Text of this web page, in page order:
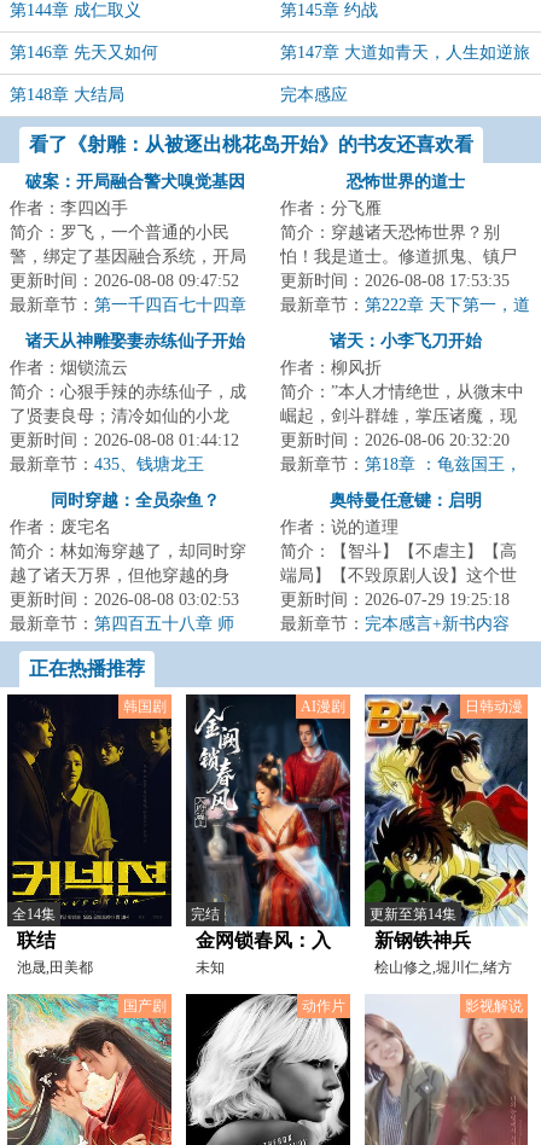
第144章 成仁取义 第145章 约战
第146章 先天又如何 第147章 大道如青天，人生如逆旅
第148章 大结局 完本感应
看了《射雕：从被逐出桃花岛开始》的书友还喜欢看
破案：开局融合警犬嗅觉基因
作者：李四凶手
简介：罗飞，一个普通的小民
警，绑定了基因融合系统，开局
融合警犬嗅觉基因，破获凶杀
案，从此走上了不平...
更新时间：2026-08-08 09:47:52
最新章节： 第一千四百七十四章
列岛沉了，天皇还在打高尔夫
恐怖世界的道士
作者：分飞雁
简介：穿越诸天恐怖世界？别
怕！我是道士。修道抓鬼、镇尸
降妖，斩诸天妖魔鬼怪。炼丹符
箓、仙神道果，修...
更新时间：2026-08-08 17:53:35
最新章节： 第222章 天下第一，道
德真仙
诸天从神雕娶妻赤练仙子开始
作者：烟锁流云
简介：心狠手辣的赤练仙子，成
了贤妻良母；清冷如仙的小龙
女，也变得活泼可爱。还有杨
过……看着自家这个...
更新时间：2026-08-08 01:44:12
最新章节： 435、钱塘龙王
诸天：小李飞刀开始
作者：柳风折
简介：”本人才情绝世，从微末中
崛起，剑斗群雄，掌压诸魔，现
在成为天下公认的武林神话了，
你这外挂才来...
更新时间：2026-08-06 20:32:20
最新章节： 第18章 ：龟兹国王，
驸马胡铁花，对付移花接玉的法
同时穿越：全员杂鱼？
作者：废宅名
简介：林如海穿越了，却同时穿
越了诸天万界，但他穿越的身
份，每一个都是杂鱼。就连同时
穿越的金手指，也...
更新时间：2026-08-08 03:02:53
最新章节： 第四百五十八章 师
父，你没死啊
奥特曼任意键：启明
作者：说的道理
简介：【智斗】【不虐主】【高
端局】【不毁原剧人设】这个世
界，防卫队由各种重量级成员构
成:总监城府深...
更新时间：2026-07-29 19:25:18
最新章节： 完本感言+新书内容
正在热播推荐
韩国剧
全14集
联结
池晟,田美都
AI漫剧
完结
金网锁春风：入
府篇（上）
未知
日韩动漫
更新至第14集
新钢铁神兵
桧山修之,堀川仁,绪方
惠美,一条和矢,藤原启
国产剧
动作片 影视解说